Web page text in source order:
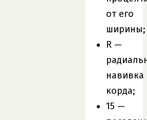
от его
ширины;
R —
навивка
корда;
15 —